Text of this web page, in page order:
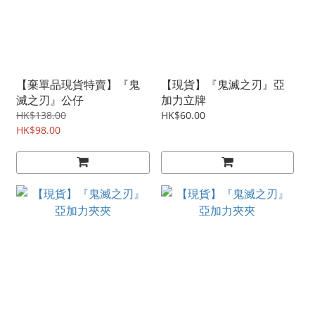
【棄單品現貨特賣】『鬼
滅之刃』公仔
HK$138.00
HK$98.00
【現貨】『鬼滅之刃』亞
加力立牌
HK$60.00